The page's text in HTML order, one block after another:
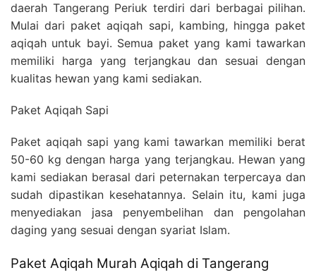
daerah Tangerang Periuk terdiri dari berbagai pilihan.
Mulai dari paket aqiqah sapi, kambing, hingga paket
aqiqah untuk bayi. Semua paket yang kami tawarkan
memiliki harga yang terjangkau dan sesuai dengan
kualitas hewan yang kami sediakan.
Paket Aqiqah Sapi
Paket aqiqah sapi yang kami tawarkan memiliki berat
50-60 kg dengan harga yang terjangkau. Hewan yang
kami sediakan berasal dari peternakan terpercaya dan
sudah dipastikan kesehatannya. Selain itu, kami juga
menyediakan jasa penyembelihan dan pengolahan
daging yang sesuai dengan syariat Islam.
Paket Aqiqah Murah Aqiqah di Tangerang